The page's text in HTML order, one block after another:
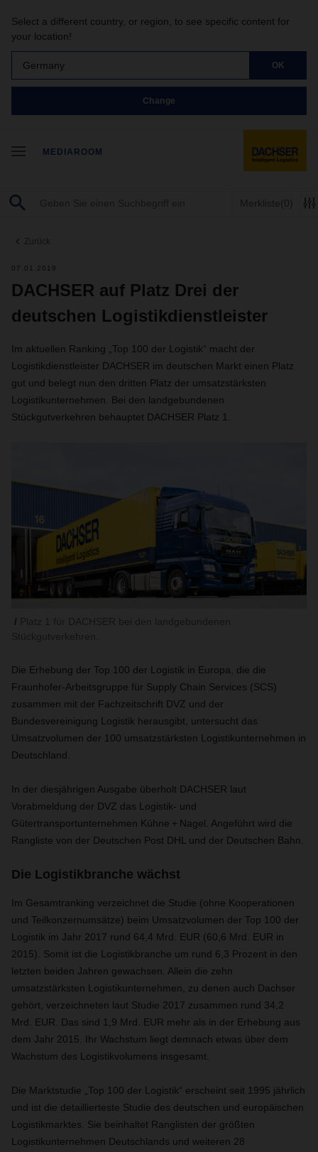
Select a different country, or region, to see specific content for
your location!
Germany OK
Change
MEDIAROOM
Merkliste(0)
Zurück
07.01.2019
DACHSER auf Platz Drei der
deutschen Logistikdienstleister
Im aktuellen Ranking „Top 100 der Logistik“ macht der
Logistikdienstleister DACHSER im deutschen Markt einen Platz
gut und belegt nun den dritten Platz der umsatzstärksten
Logistikunternehmen. Bei den landgebundenen
Stückgutverkehren behauptet DACHSER Platz 1.
Die Erhebung der Top 100 der Logistik in Europa, die die
Fraunhofer-Arbeitsgruppe für Supply Chain Services (SCS)
zusammen mit der Fachzeitschrift DVZ und der
Bundesvereinigung Logistik herausgibt, untersucht das
Umsatzvolumen der 100 umsatzstärksten Logistikunternehmen in
Deutschland.
In der diesjährigen Ausgabe überholt DACHSER laut
Vorabmeldung der DVZ das Logistik- und
Gütertransportunternehmen Kühne + Nagel. Angeführt wird die
Rangliste von der Deutschen Post DHL und der Deutschen Bahn.
Die Logistikbranche wächst
Im Gesamtranking verzeichnet die Studie (ohne Kooperationen
und Teilkonzernumsätze) beim Umsatzvolumen der Top 100 der
Logistik im Jahr 2017 rund 64,4 Mrd. EUR (60,6 Mrd. EUR in
2015). Somit ist die Logistikbranche um rund 6,3 Prozent in den
letzten beiden Jahren gewachsen. Allein die zehn
umsatzstärksten Logistikunternehmen, zu denen auch Dachser
gehört, verzeichneten laut Studie 2017 zusammen rund 34,2
Mrd. EUR. Das sind 1,9 Mrd. EUR mehr als in der Erhebung aus
dem Jahr 2015. Ihr Wachstum liegt demnach etwas über dem
Wachstum des Logistikvolumens insgesamt.
Die Marktstudie „Top 100 der Logistik“ erscheint seit 1995 jährlich
und ist die detaillierteste Studie des deutschen und europäischen
Logistikmarktes. Sie beinhaltet Ranglisten der größten
Logistikunternehmen Deutschlands und weiteren 28